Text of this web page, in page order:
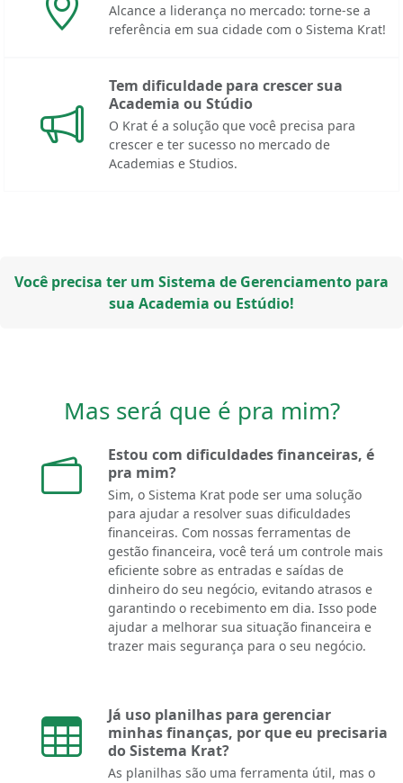
Alcance a liderança no mercado: torne-se a
referência em sua cidade com o Sistema Krat!
Tem dificuldade para crescer sua
Academia ou Stúdio
O Krat é a solução que você precisa para
crescer e ter sucesso no mercado de
Academias e Studios.
Você precisa ter um Sistema de Gerenciamento para
sua Academia ou Estúdio!
Mas será que é pra mim?
Estou com dificuldades financeiras, é
pra mim?
Sim, o Sistema Krat pode ser uma solução
para ajudar a resolver suas dificuldades
financeiras. Com nossas ferramentas de
gestão financeira, você terá um controle mais
eficiente sobre as entradas e saídas de
dinheiro do seu negócio, evitando atrasos e
garantindo o recebimento em dia. Isso pode
ajudar a melhorar sua situação financeira e
trazer mais segurança para o seu negócio.
Já uso planilhas para gerenciar
minhas finanças, por que eu precisaria
do Sistema Krat?
As planilhas são uma ferramenta útil, mas o